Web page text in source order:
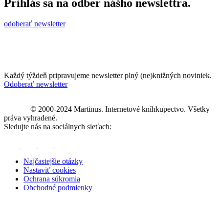
Prihlás sa na odber nášho newslettra.
odoberať newsletter
Každý týždeň pripravujeme newsletter plný (ne)knižných noviniek.
Odoberať newsletter
© 2000-2024 Martinus. Internetové kníhkupectvo. Všetky
práva vyhradené.
Sledujte nás na sociálnych sieťach:
Najčastejšie otázky
Nastaviť cookies
Ochrana súkromia
Obchodné podmienky